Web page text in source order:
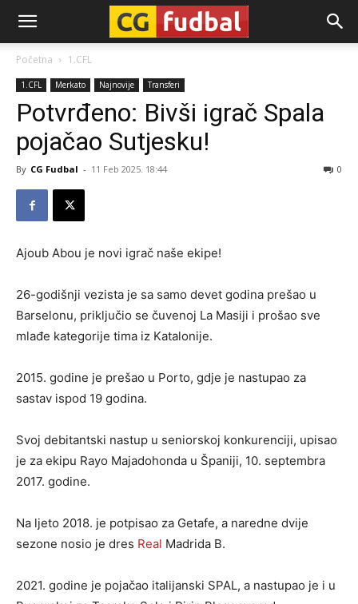
CG-
Fudbal
Početna 1.CFL
1.CFL Merkato Najnovije Transferi
Potvrđeno: Bivši igrač Spala
pojačao Sutjesku!
By CG Fudbal - 11 Feb 2025. 18:44 0
Ajoub Abou je novi igrač naše ekipe!
26-godišnji vezista je sa samo devet godina prešao u
Barselonu, priključio se čuvenoj La Masiji i prošao sve
mlađe kategorije tima iz Katalonije.
2015. godine je prešao u Porto, gdje je nastupao za
sastav ispod 19 godina.
Svoj debitantski nastup u seniorskoj konkurenciji, upisao
je za ekipu Rayo Majadohonda u Španiji, 10. septembra
2017. godine.
Na ljeto 2018. je potpisao za Getafe, a naredne dvije
sezone nosio je dres Real Madrida B.
2021. godine je pojačao italijanski SPAL, a nastupao je i u